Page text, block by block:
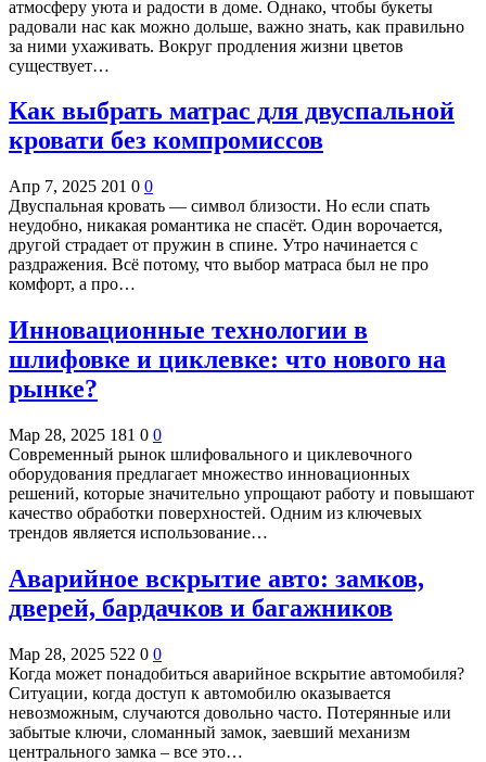
атмосферу уюта и радости в доме. Однако, чтобы букеты
радовали нас как можно дольше, важно знать, как правильно
за ними ухаживать. Вокруг продления жизни цветов
существует…
Как выбрать матрас для двуспальной
кровати без компромиссов
Апр 7, 2025 201 0 0
Двуспальная кровать — символ близости. Но если спать
неудобно, никакая романтика не спасёт. Один ворочается,
другой страдает от пружин в спине. Утро начинается с
раздражения. Всё потому, что выбор матраса был не про
комфорт, а про…
Инновационные технологии в
шлифовке и циклевке: что нового на
рынке?
Мар 28, 2025 181 0 0
Современный рынок шлифовального и циклевочного
оборудования предлагает множество инновационных
решений, которые значительно упрощают работу и повышают
качество обработки поверхностей. Одним из ключевых
трендов является использование…
Аварийное вскрытие авто: замков,
дверей, бардачков и багажников
Мар 28, 2025 522 0 0
Когда может понадобиться аварийное вскрытие автомобиля?
Ситуации, когда доступ к автомобилю оказывается
невозможным, случаются довольно часто. Потерянные или
забытые ключи, сломанный замок, заевший механизм
центрального замка – все это…